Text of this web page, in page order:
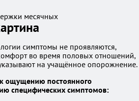
месячных
симптомы не проявляются,
во время половых отношений,
на учащённое опорожнение.
к ощущению постоянного
специфических симптомов: